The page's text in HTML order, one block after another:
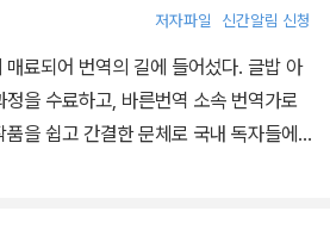
브리태니카』, 『근대 세계와 노예 제도
와나미 강좌 세계 역사 15 상인과 시장』,
시아의 태동』, 『세계경제의 흥망 200
저자파일 신간알림 신청
료되어 번역의 길에 들어섰다. 글밥 아
을 수료하고, 바른번역 소속 번역가로
을 쉽고 간결한 문체로 국내 독자들에게